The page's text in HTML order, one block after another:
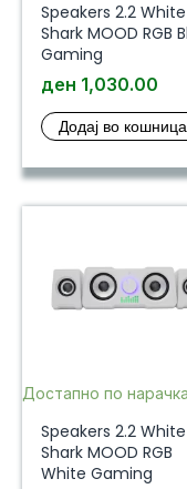
Speakers 2.2 White
Shark MOOD RGB
Gaming
ден 1,030.00
Додај во кошница
Достапно по нарачка
Speakers 2.2 White
Shark MOOD RGB
White Gaming